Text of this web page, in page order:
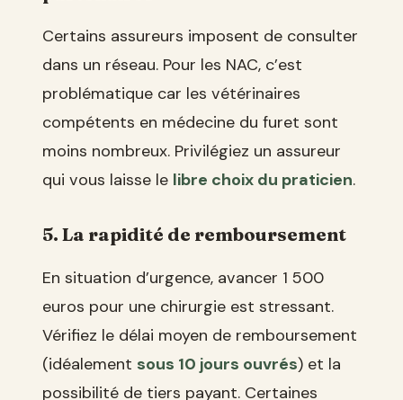
Certains assureurs imposent de consulter
dans un réseau. Pour les NAC, c’est
problématique car les vétérinaires
compétents en médecine du furet sont
moins nombreux. Privilégiez un assureur
qui vous laisse le libre choix du praticien.
5. La rapidité de remboursement
En situation d’urgence, avancer 1 500
euros pour une chirurgie est stressant.
Vérifiez le délai moyen de remboursement
(idéalement sous 10 jours ouvrés) et la
possibilité de tiers payant. Certaines